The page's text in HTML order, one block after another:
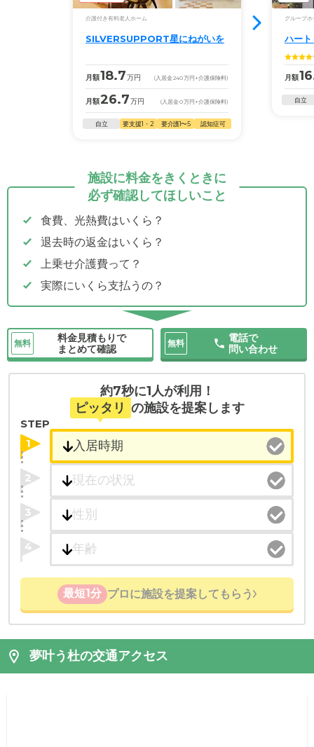
介護付き有料老人ホーム
SILVERSUPPORT星にねがいを
月額18.7万円 (入居金240万円 +介護保険料)
月額26.7万円 (入居金0万円 +介護保険料)
自立 要支援1・2 要介護1〜5 認知症可
グループホ
ハー
月額
自立
施設に料金をきくときに
必ず確認してほしいこと
食費、光熱費はいくら？
退去時の返金はいくら？
上乗せ介護費って？
実際にいくら支払うの？
無料
料金見積もりで
まとめて確認
無料
電話で
問い合わせ
約7秒に1人が利用！
ピッタリ の施設を提案します
STEP
1
2
3
4
最短1分 プロに施設を提案してもらう
夢叶う杜の交通アクセス